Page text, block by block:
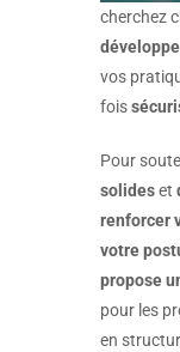
cherchez
vos
fois
Pour
solideset
renforcer
votre
propose
pour les
en